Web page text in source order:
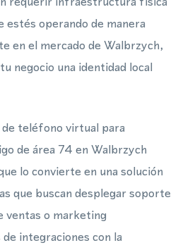
estés operando de manera
en el mercado de Walbrzych,
negocio una identidad local
teléfono virtual para
de área 74 en Walbrzych
lo convierte en una solución
que buscan desplegar soporte
ventas o marketing
integraciones con la